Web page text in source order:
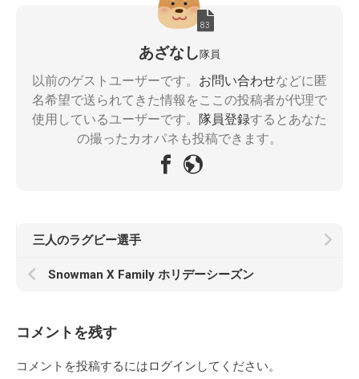
83
あざなし 隊員
以前のゲストユーザーです。 お問い合わせなどに匿
名希望で送られてきた情報をここの投稿者が代理で
使用しているユーザーです。 隊員登録するとあなた
の撮ったカオパネも投稿できます。
三人のラグビー選手
Snowman X Family ホリデーシーズン
コメントを残す
コメントを投稿するにはログイン してください。